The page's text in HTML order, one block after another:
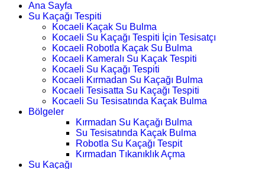
Ana Sayfa
Su Kaçağı Tespiti
Kocaeli Kaçak Su Bulma
Kocaeli Su Kaçağı Tespiti İçin Tesisatçı
Kocaeli Robotla Kaçak Su Bulma
Kocaeli Kameralı Su Kaçak Tespiti
Kocaeli Su Kaçağı Tespiti
Kocaeli Kırmadan Su Kaçağı Bulma
Kocaeli Tesisatta Su Kaçağı Tespiti
Kocaeli Su Tesisatında Kaçak Bulma
Bölgeler
Kırmadan Su Kaçağı Bulma
Su Tesisatında Kaçak Bulma
Robotla Su Kaçağı Tespit
Kırmadan Tıkanıklık Açma
Su Kaçağı